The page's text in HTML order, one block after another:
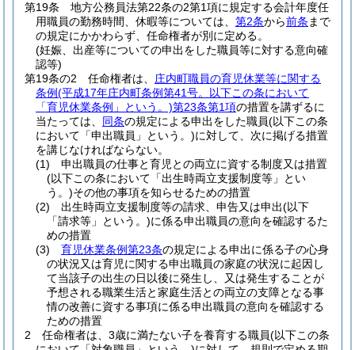
第19条
地方公務員法第22条の2第1項に規定する会計年度任
用職員の勤務時間、休暇等については、 第2条から前条 まで
の規定にかかわらず、任命権者が別に定める。
(妊娠、出産等についての申出をした職員等に対する意向確
認等)
第19条の2
任命権者は、 庄内町職員の育児休業等に関する
条例(平成17年庄内町条例第41号。以下この条において
「育児休業条例」という。)第23条第1項の措置を講ずるに
当たっては、 同条の規定による申出をした職員(以下この条
において「申出職員」という。)に対して、次に掲げる措置
を講じなければならない。
(1)
申出職員の仕事と育児との両立に資する制度又は措置
(以下この条において「出生時両立支援制度等」とい
う。)その他の事項を知らせるための措置
(2)
出生時両立支援制度等の請求、申告又は申出(以下
「請求等」という。)に係る申出職員の意向を確認するた
めの措置
(3)
育児休業条例第23条の規定による申出に係る子の心身
の状況又は育児に関する申出職員の家庭の状況に起因し
て当該子の出生の日以後に発生し、又は発生することが
予想される職業生活と家庭生活との両立の支障となる事
情の改善に資する事項に係る申出職員の意向を確認する
ための措置
2
任命権者は、3歳に満たない子を養育する職員(以下この条